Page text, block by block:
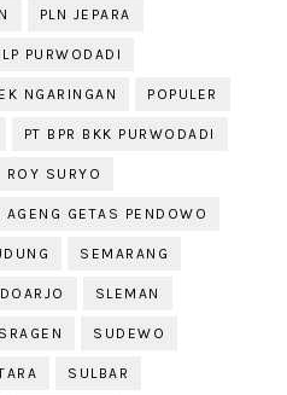
PLN JEPARA
PURWODADI
NGARINGAN POPULER
PT BPR BKK PURWODADI
ROY SURYO
AGENG GETAS PENDOWO
SEMARANG
SLEMAN
SRAGEN SUDEWO
SULBAR